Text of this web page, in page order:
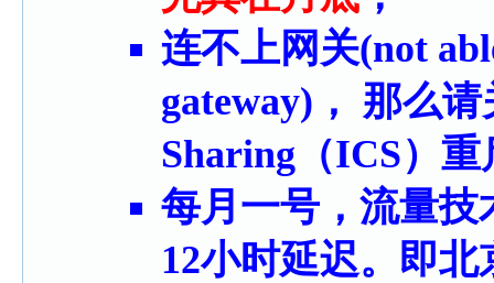
连不上网关(not
gateway)， 那么
Sharing（ICS）重
每月一号，流量
12小时延迟。即